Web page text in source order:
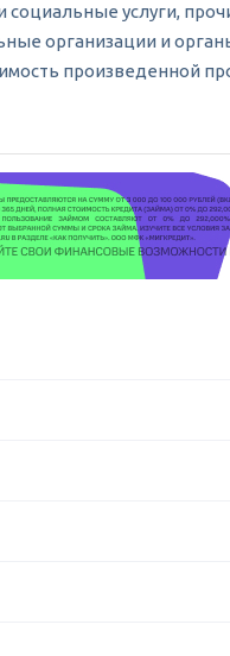
социальные услуги,
организации и
произведенной